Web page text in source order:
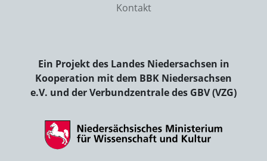
Kontakt
Ein Projekt des Landes Niedersachsen in
Kooperation mit dem BBK Niedersachsen
e.V. und der Verbundzentrale des GBV (VZG)